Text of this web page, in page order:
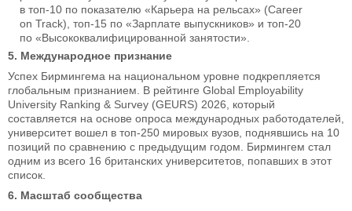
в топ-10 по показателю «Карьера на рельсах» (Career
on Track), топ-15 по «Зарплате выпускников» и топ-20
по «Высококвалифицированной занятости».
5. Международное признание
Успех Бирмингема на национальном уровне подкрепляется
глобальным признанием. В рейтинге Global Employability
University Ranking & Survey (GEURS) 2026, который
составляется на основе опроса международных работодателей,
университет вошел в топ-250 мировых вузов, поднявшись на 10
позиций по сравнению с предыдущим годом. Бирмингем стал
одним из всего 16 британских университетов, попавших в этот
список.
6. Масштаб сообщества